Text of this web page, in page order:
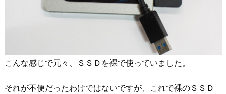
こんな感じで元々、ＳＳＤを裸で使っていました。
それが不便だったわけではないですが、これで裸のＳＳＤ